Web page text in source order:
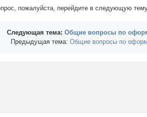
пожалуйста, перейдите в следующую
Следующая тема:Общие вопросы по
Предыдущая тема: Общие вопросы по